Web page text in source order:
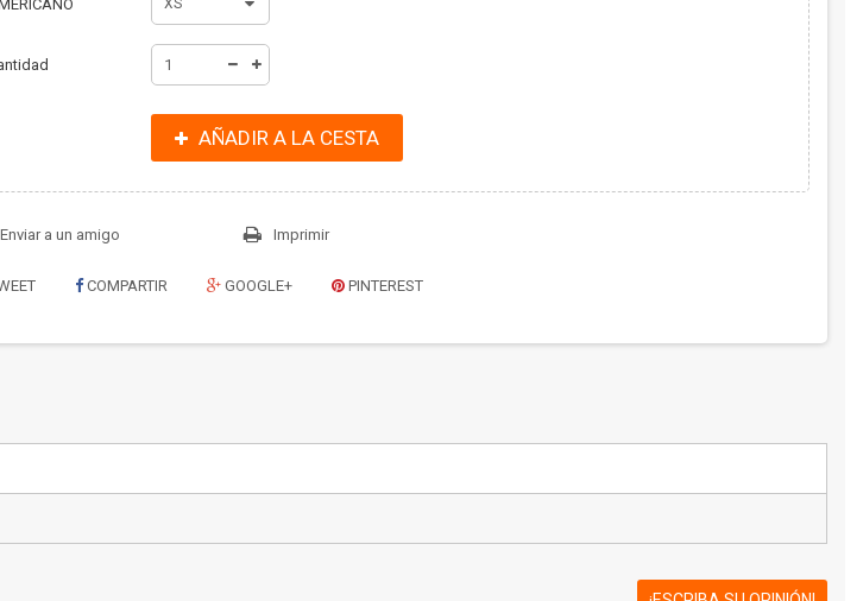
XS
AÑADIR A LA CESTA
Enviar a un amigo Imprimir
COMPARTIR GOOGLE+ PINTEREST